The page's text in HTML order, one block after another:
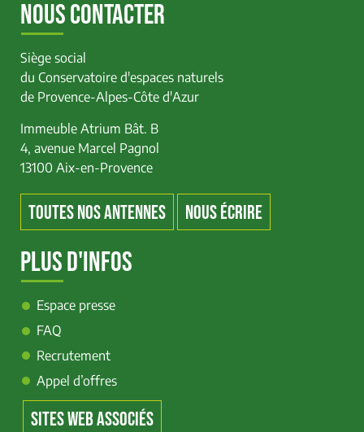
NOUS CONTACTER
Siège social
du Conservatoire d'espaces naturels
de Provence-Alpes-Côte d'Azur
Immeuble Atrium Bât. B
4, avenue Marcel Pagnol
13100 Aix-en-Provence
TOUTES NOS ANTENNES NOUS ÉCRIRE
PLUS D'INFOS
Espace presse
FAQ
Recrutement
Appel d’offres
SITES WEB ASSOCIÉS